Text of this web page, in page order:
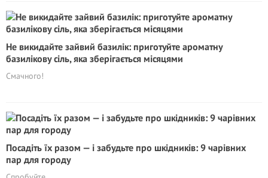
Не викидайте зайвий базилік: приготуйте ароматну
базилікову сіль, яка зберігається місяцями
Смачного!
Посадіть їх разом — і забудьте про шкідників: 9 чарівних
пар для городу